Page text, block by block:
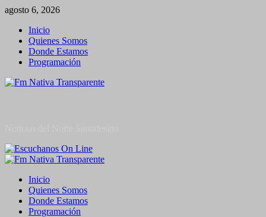
Saltar
contenido
agosto 6, 2026
Inicio
Quienes Somos
Donde Estamos
Programación
Menú
Inicio
Quienes Somos
Donde Estamos
Programación